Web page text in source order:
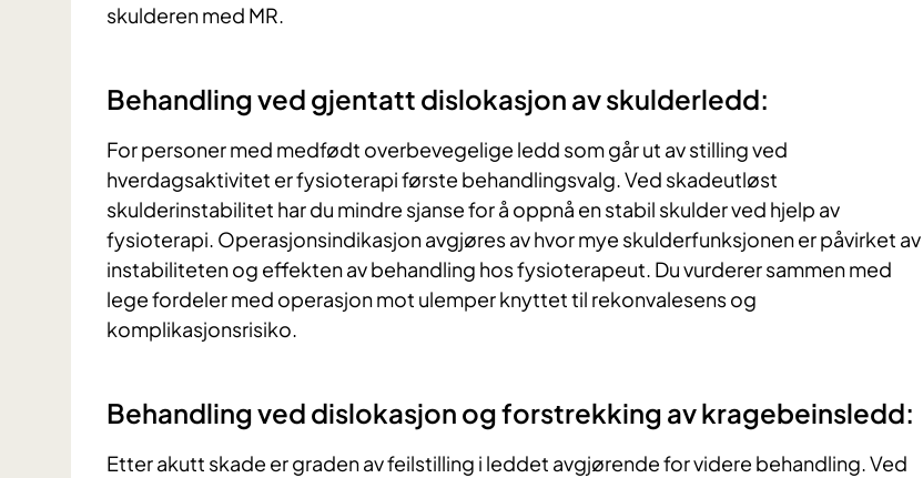
skulderen med MR.
Behandling ved gjentatt dislokasjon av skulderledd:
For personer med medfødt overbevegelige ledd som går ut av stilling ved
hverdagsaktivitet er fysioterapi første behandlingsvalg. Ved skadeutløst
skulderinstabilitet har du mindre sjanse for å oppnå en stabil skulder ved hjelp av
fysioterapi. Operasjonsindikasjon avgjøres av hvor mye skulderfunksjonen er påvirket av
instabiliteten og effekten av behandling hos fysioterapeut. Du vurderer sammen med
lege fordeler med operasjon mot ulemper knyttet til rekonvalesens og
komplikasjonsrisiko.
Behandling ved dislokasjon og forstrekking av kragebeinsledd:
Etter akutt skade er graden av feilstilling i leddet avgjørende for videre behandling. Ved